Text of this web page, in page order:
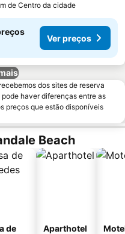
de Centro da cidade
Ver preços
dos sites de reserva
haver diferenças entre as
preços que estão disponíveis
Beach
de
Aparthotel